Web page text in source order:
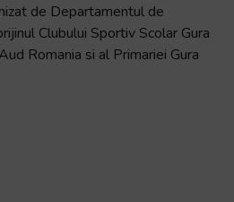
de Departamentul de
Clubului Sportiv Scolar Gura
Romania si al Primariei Gura